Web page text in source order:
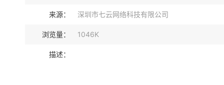
来源： 深圳市七云网络科技有限公司
浏览量： 1046K
描述：